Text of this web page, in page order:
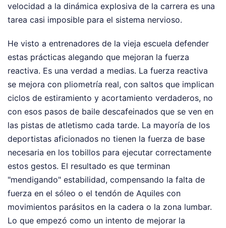
velocidad a la dinámica explosiva de la carrera es una
tarea casi imposible para el sistema nervioso.
He visto a entrenadores de la vieja escuela defender
estas prácticas alegando que mejoran la fuerza
reactiva. Es una verdad a medias. La fuerza reactiva
se mejora con pliometría real, con saltos que implican
ciclos de estiramiento y acortamiento verdaderos, no
con esos pasos de baile descafeinados que se ven en
las pistas de atletismo cada tarde. La mayoría de los
deportistas aficionados no tienen la fuerza de base
necesaria en los tobillos para ejecutar correctamente
estos gestos. El resultado es que terminan
"mendigando" estabilidad, compensando la falta de
fuerza en el sóleo o el tendón de Aquiles con
movimientos parásitos en la cadera o la zona lumbar.
Lo que empezó como un intento de mejorar la